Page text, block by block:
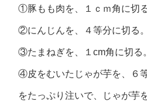
①豚もも肉を、１ｃｍ角に切る
②にんじんを、４等分に切る。
③たまねぎを、１cm角に切る。
④皮をむいたじゃが芋を、６
をたっぷり注いで、じゃが芋